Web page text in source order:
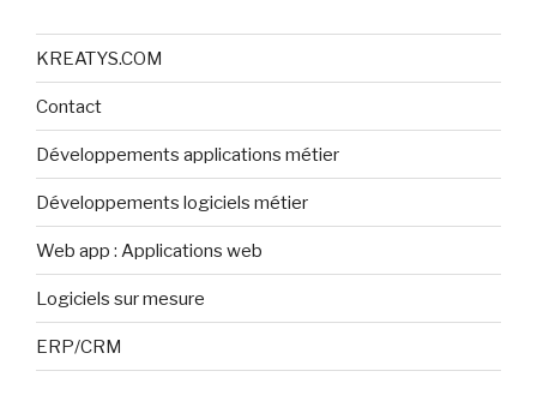
KREATYS.COM
Contact
Développements applications métier
Développements logiciels métier
Web app : Applications web
Logiciels sur mesure
ERP/CRM